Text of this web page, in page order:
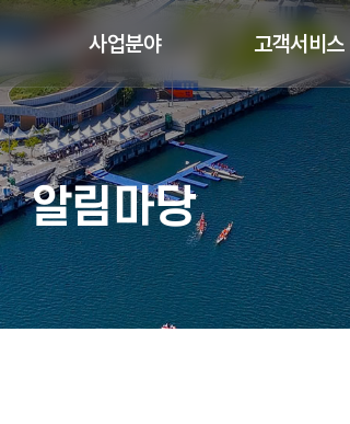
사업분야 고객서비스
알림마당